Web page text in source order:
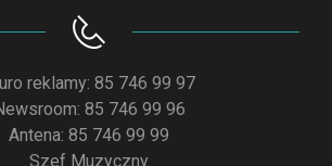
reklamy: 85 746 99 97
85 746 99 96
Antena: 85 746 99 99
Szef Muzyczny